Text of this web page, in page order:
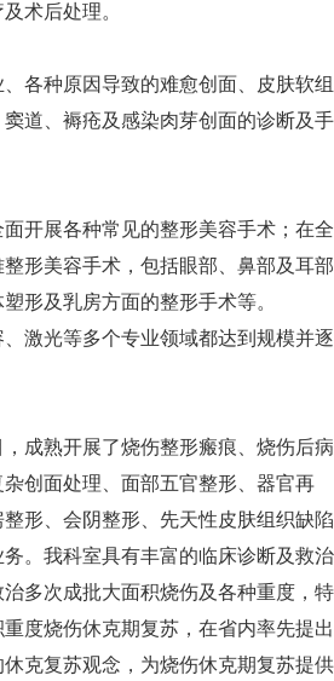
术后处理。
各种原因导致的难愈创面、皮肤软组
道、褥疮及感染肉芽创面的诊断及手
开展各种常见的整形美容手术；在全
形美容手术，包括眼部、鼻部及耳部
形及乳房方面的整形手术等。
激光等多个专业领域都达到规模并逐
成熟开展了烧伤整形瘢痕、烧伤后病
创面处理、面部五官整形、器官再
形、会阴整形、先天性皮肤组织缺陷
。我科室具有丰富的临床诊断及救治
多次成批大面积烧伤及各种重度，特
度烧伤休克期复苏，在省内率先提出
克复苏观念，为烧伤休克期复苏提供